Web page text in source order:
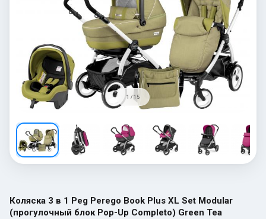
1 / 15
Коляска 3 в 1 Peg Perego Book Plus XL Set Modular
(прогулочный блок Pop-Up Completo) Green Tea